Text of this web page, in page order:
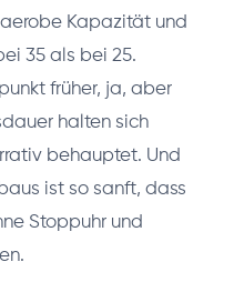
Kapazität und
35 als bei 25.
früher, ja, aber
halten sich
behauptet. Und
ist so sanft, dass
Stoppuhr und